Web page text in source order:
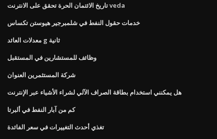
تاريخ الائتمان الحرة تحقق على الانترنت veda
خدمات حقول النفط في شلمبرجير هيوستن تكساس
معدلات العائد g ثانية
وظائف للمستشارين في المستقبل
شركة المستثمرين العنوان
هل يمكنني استخدام بطاقة الصراف الآلي لشراء الأشياء عبر الإنترنت
كم من آبار النفط في ألبرتا
تغذي أحدث التغييرات في سعر الفائدة